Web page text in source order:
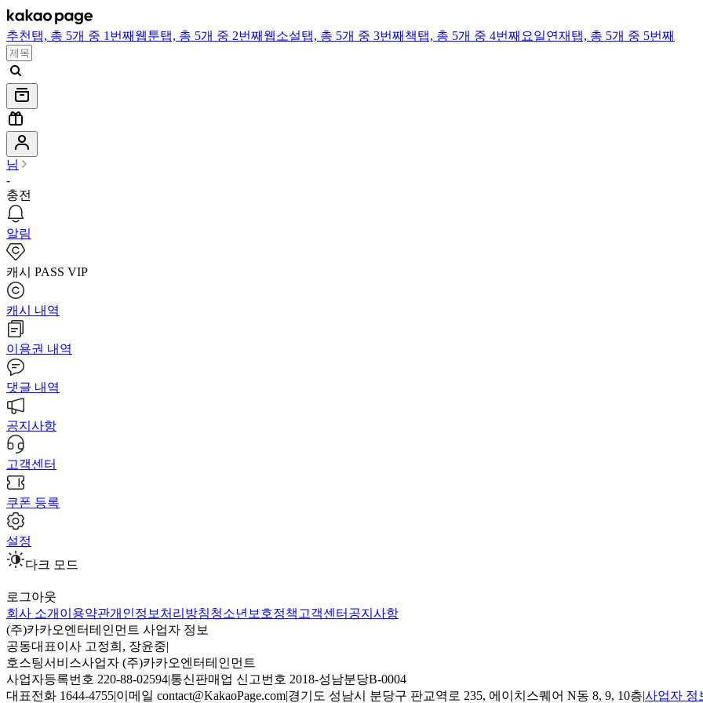
추천 탭, 총 5개 중 1번째 웹툰탭, 총 5개 중 2번째 웹소설탭, 총 5개 중 3번째 책탭, 총 5개 중 4번째 요일연재 탭, 총 5개 중 5번째
님
-
충전
알림
캐시 PASS VIP
캐시 내역
이용권 내역
댓글 내역
공지사항
고객센터
쿠폰 등록
설정
다크 모드
로그아웃
회사 소개 이용약관개인정보처리방침청소년보호정책 고객센터 공지사항
(주)카카오엔터테인먼트 사업자 정보
공동대표이사 고정희, 장윤중|
호스팅서비스사업자 (주)카카오엔터테인먼트
사업자등록번호 220-88-02594|통신판매업 신고번호 2018-성남분당B-0004
대표전화 1644-4755|이메일 contact@KakaoPage.com|경기도 성남시 분당구 판교역로 235, 에이치스퀘어 N동 8, 9, 10층|사업자 정